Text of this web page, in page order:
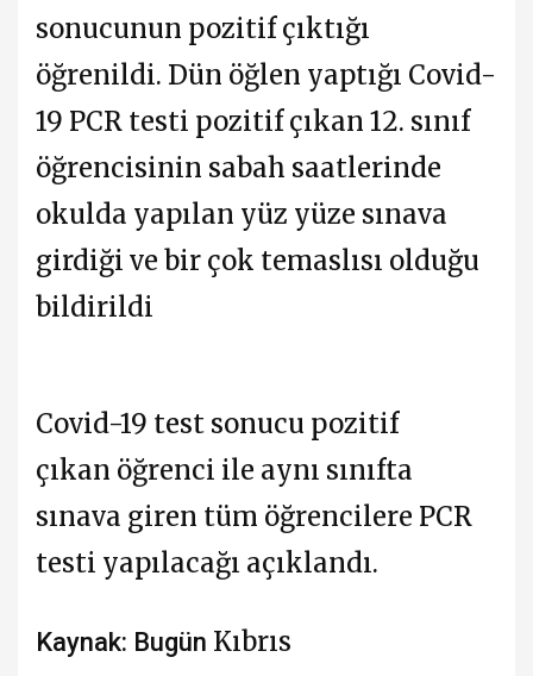
sonucunun pozitif çıktığı
öğrenildi. Dün öğlen yaptığı Covid-
19 PCR testi pozitif çıkan 12. sınıf
öğrencisinin sabah saatlerinde
okulda yapılan yüz yüze sınava
girdiği ve bir çok temaslısı olduğu
bildirildi
Covid-19 test sonucu pozitif
çıkan öğrenci ile aynı sınıfta
sınava giren tüm öğrencilere PCR
testi yapılacağı açıklandı.
Kaynak: Bugün Kıbrıs